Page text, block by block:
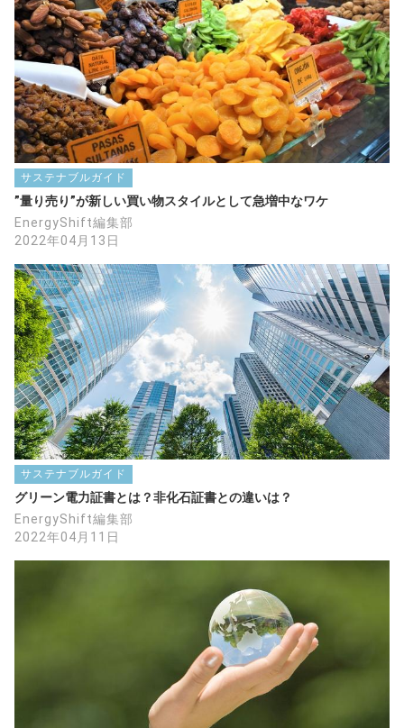
サステナブルガイド
”量り売り”が新しい買い物スタイルとして急増中なワケ
EnergyShift編集部
2022年04月13日
サステナブルガイド
グリーン電力証書とは？非化石証書との違いは？
EnergyShift編集部
2022年04月11日